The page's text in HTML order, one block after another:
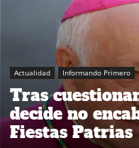
Actualidad Informando Primero
Tras
decide no
Fiestas Patrias